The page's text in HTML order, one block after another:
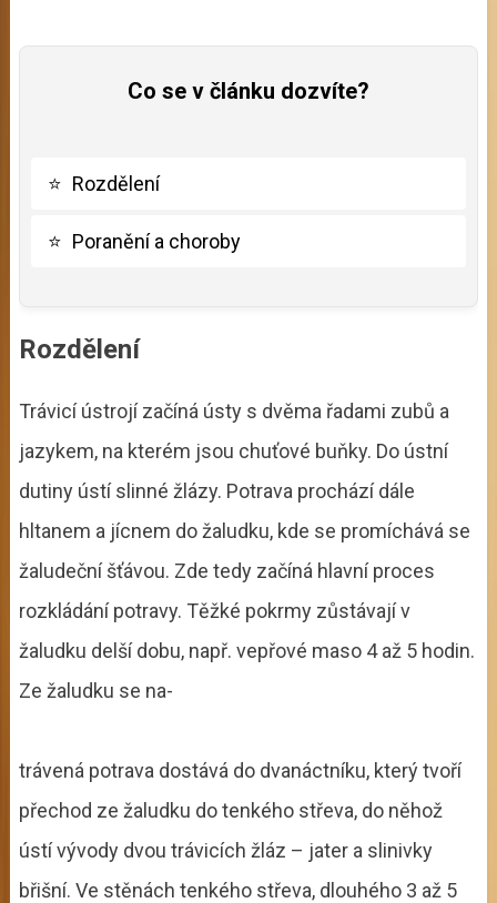
Co se v článku dozvíte?
⭐ Rozdělení
⭐ Poranění a choroby
Rozdělení
Trávicí ústrojí začíná ústy s dvěma řadami zubů a
jazykem, na kterém jsou chuťové buňky. Do ústní
dutiny ústí slinné žlázy. Potrava prochází dále
hltanem a jícnem do žaludku, kde se promíchává se
žaludeční šťávou. Zde tedy začíná hlavní proces
rozkládání potravy. Těžké pokrmy zůstávají v
žaludku delší dobu, např. vepřové maso 4 až 5 hodin.
Ze žaludku se na-
trávená potrava dostává do dvanáctníku, který tvoří
přechod ze žaludku do tenkého střeva, do něhož
ústí vývody dvou trávicích žláz – jater a slinivky
břišní. Ve stěnách tenkého střeva, dlouhého 3 až 5